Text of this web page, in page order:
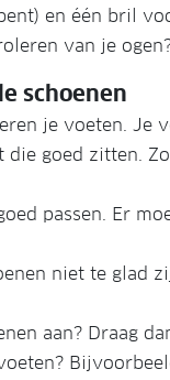
en één bril
van je
schoenen
je voeten. Je
die goed zitten.
passen. Er
niet te glad
aan? Draag